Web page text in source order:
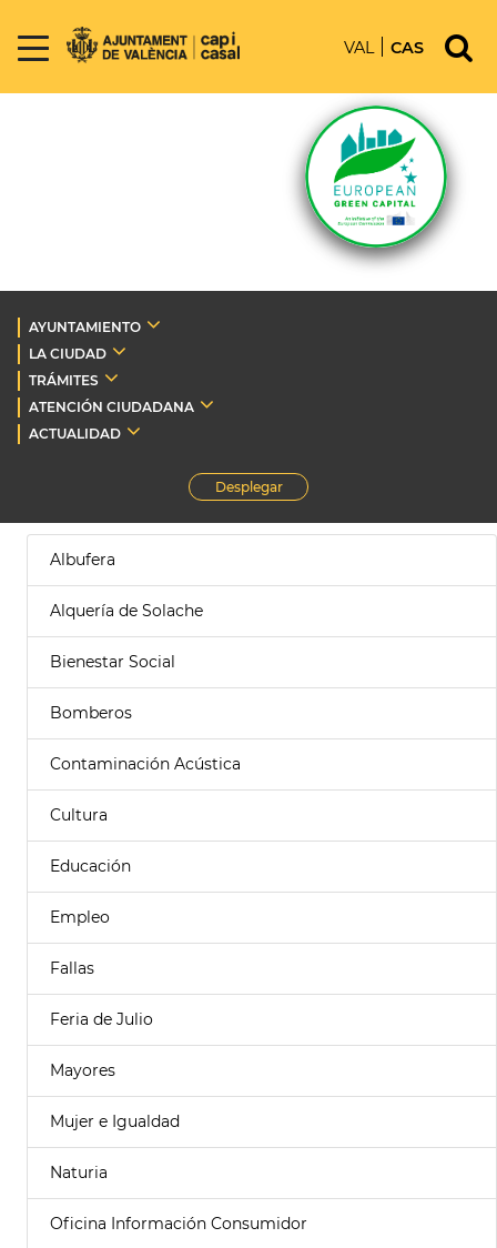
VAL CAS
AYUNTAMIENTO
LA CIUDAD
TRÁMITES
ATENCIÓN CIUDADANA
ACTUALIDAD
Desplegar
Albufera
Alquería de Solache
Bienestar Social
Bomberos
Contaminación Acústica
Cultura
Educación
Empleo
Fallas
Feria de Julio
Mayores
Mujer e Igualdad
Naturia
Oficina Información Consumidor